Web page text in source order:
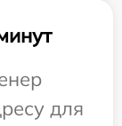
для